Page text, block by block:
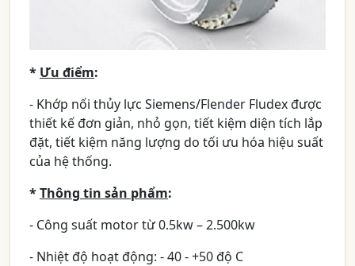
* Ưu điểm:
- Khớp nối thủy lực Siemens/Flender Fludex được
thiết kế đơn giản, nhỏ gọn, tiết kiệm diện tích lắp
đặt, tiết kiệm năng lượng do tối ưu hóa hiệu suất
của hệ thống.
*Thông tin sản phẩm:
- Công suất motor từ 0.5kw – 2.500kw
- Nhiệt độ hoạt động: - 40 - +50 độ C